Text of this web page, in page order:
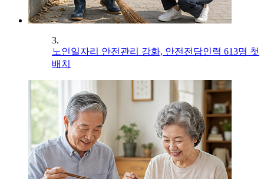
3.
노인일자리 안전관리 강화, 안전전담인력 613명 첫
배치